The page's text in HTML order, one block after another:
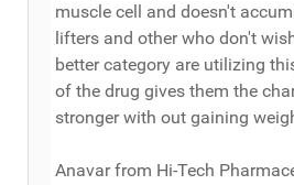
muscle cell and doesn't
lifters and other who don't
better category are utilizing
of the drug gives them the
stronger with out gaining
Anavar from Hi-Tech